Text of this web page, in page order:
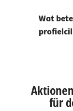
Wat
für